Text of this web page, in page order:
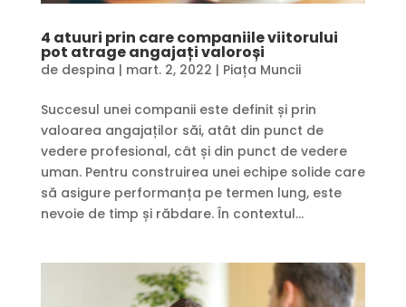
4 atuuri prin care companiile viitorului
pot atrage angajați valoroși
de despina | mart. 2, 2022 | Piața Muncii
Succesul unei companii este definit și prin
valoarea angajaților săi, atât din punct de
vedere profesional, cât și din punct de vedere
uman. Pentru construirea unei echipe solide care
să asigure performanța pe termen lung, este
nevoie de timp și răbdare. În contextul...